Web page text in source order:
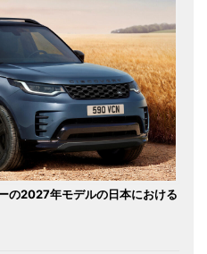
の2027年モデルの日本における